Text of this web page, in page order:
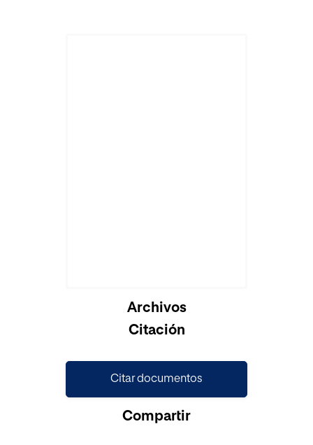
Archivos
Citación
Citar documentos
Compartir